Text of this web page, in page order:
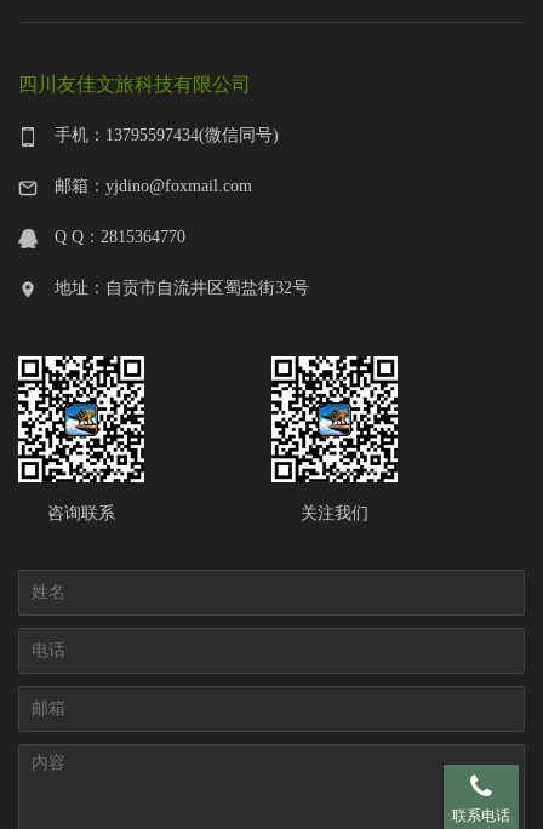
四川友佳文旅科技有限公司
手机：13795597434(微信同号)
邮箱：yjdino@foxmail.com
Q Q：2815364770
地址：自贡市自流井区蜀盐街32号
咨询联系 关注我们
联系电话
手机 137-